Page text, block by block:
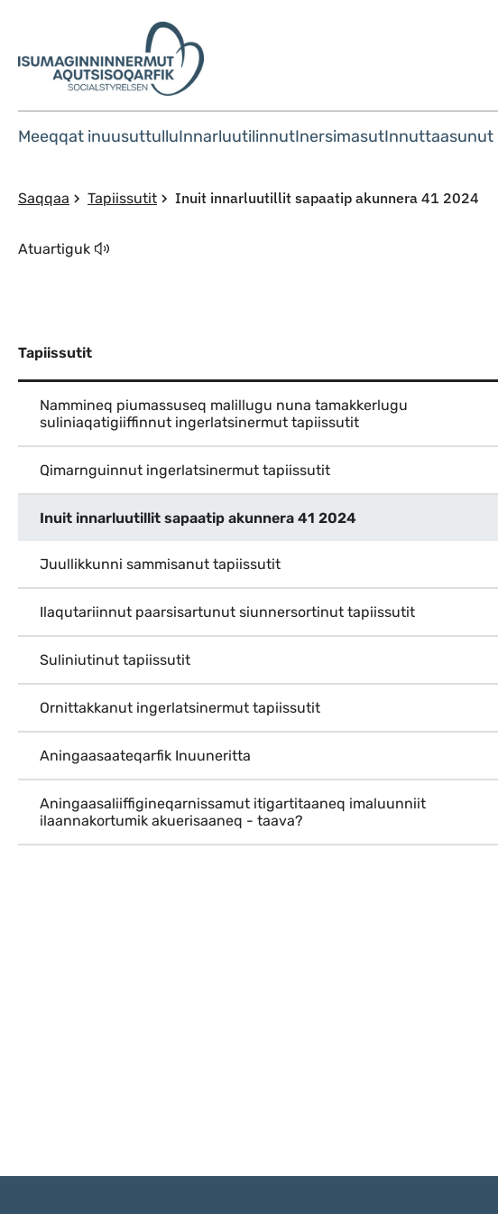
Meeqqat inuusuttulluInnarluutilinnutInersimasutInnuttaasunut
Saqqaa Tapiissutit Inuit innarluutillit sapaatip akunnera 41 2024
Atuartiguk
Tapiissutit
Nammineq piumassuseq malillugu nuna tamakkerlugu
suliniaqatigiiffinnut ingerlatsinermut tapiissutit
Qimarnguinnut ingerlatsinermut tapiissutit
Inuit innarluutillit sapaatip akunnera 41 2024
Juullikkunni sammisanut tapiissutit
Ilaqutariinnut paarsisartunut siunnersortinut tapiissutit
Suliniutinut tapiissutit
Ornittakkanut ingerlatsinermut tapiissutit
Aningaasaateqarfik Inuuneritta
Aningaasaliiffigineqarnissamut itigartitaaneq imaluunniit
ilaannakortumik akuerisaaneq - taava?